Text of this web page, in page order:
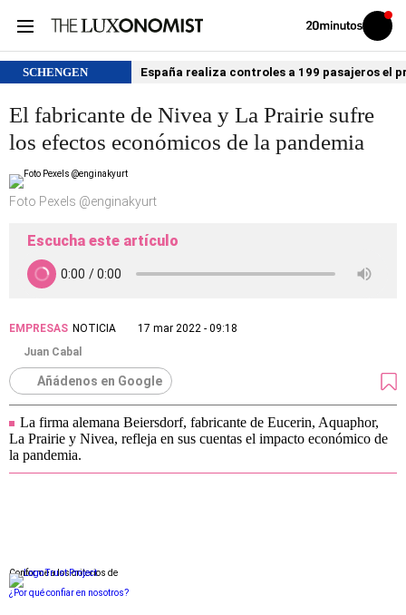
Volver
Iniciar
sesión
SCHENGEN España realiza controles a 199 pasajeros el
El fabricante de Nivea y La Prairie sufre
los efectos económicos de la pandemia
Foto Pexels @enginakyurt
Escucha este artículo
EMPRESAS NOTICIA
17 mar 2022 - 09:18
Juan Cabal
Añádenos en Google
La firma alemana Beiersdorf, fabricante de Eucerin, Aquaphor,
La Prairie y Nivea, refleja en sus cuentas el impacto económico de
la pandemia.
Conforme a los criterios de
¿Por qué confiar en nosotros?